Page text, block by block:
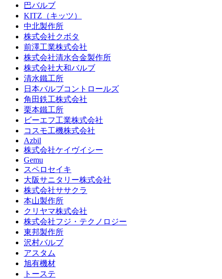
巴バルブ
KITZ（キッツ）
中北製作所
株式会社クボタ
前澤工業株式会社
株式会社清水合金製作所
株式会社大和バルブ
清水鐵工所
日本バルブコントロールズ
角田鉄工株式会社
栗本鐵工所
ビーエフ工業株式会社
コスモ工機株式会社
Azbil
株式会社ケイヴイシー
Gemu
スペロセイキ
大阪サニタリー株式会社
株式会社ササクラ
本山製作所
クリヤマ株式会社
株式会社フジ・テクノロジー
東邦製作所
沢村バルブ
アスタム
旭有機材
トーステ